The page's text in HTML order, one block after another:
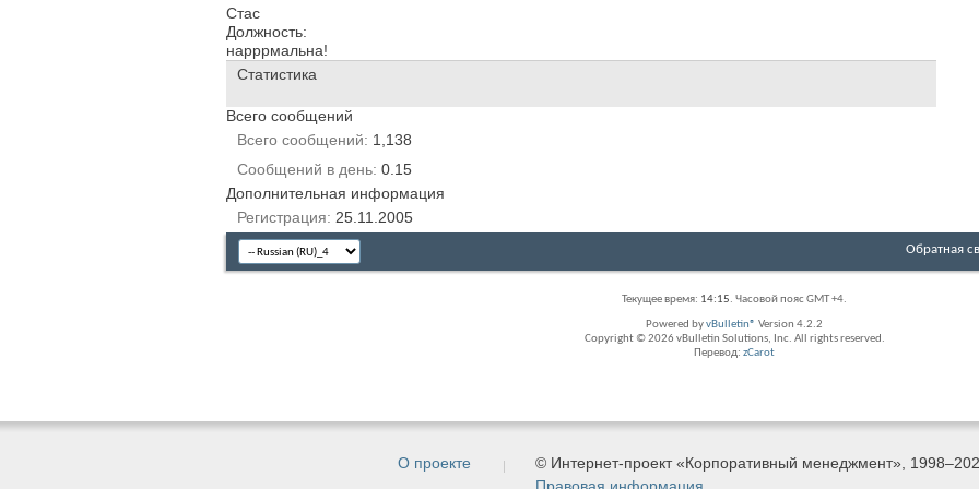
Стас
Должность:
нарррмальна!
Статистика
Всего сообщений
Всего сообщений
1,138
Сообщений в день 0.15
Дополнительная информация
Регистрация
25.11.2005
Обратная
Текущее время: 14:15. Часовой пояс GMT +4.
Powered byvBulletin® Version 4.2.2
Copyright © 2026 vBulletin Solutions, Inc. All rights reserved.
Перевод: zCarot
О проекте
© Интернет-проект «Корпоративный менеджмент»,